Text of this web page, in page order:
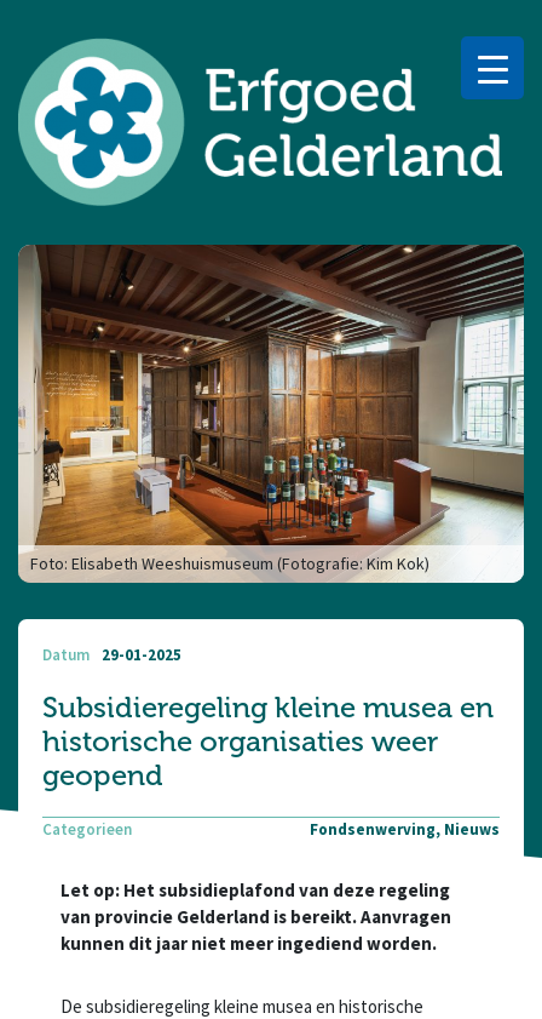
Foto: Elisabeth Weeshuismuseum (Fotografie: Kim Kok)
Datum 29-01-2025
Subsidieregeling kleine musea en
historische organisaties weer
geopend
Categorieen Fondsenwerving, Nieuws
Let op: Het subsidieplafond van deze regeling
van provincie Gelderland is bereikt. Aanvragen
kunnen dit jaar niet meer ingediend worden.
De subsidieregeling kleine musea en historische